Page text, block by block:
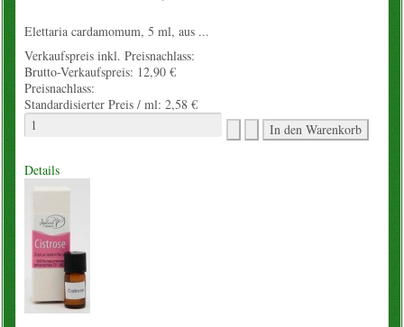
Elettaria cardamomum, 5 ml, aus ...
Verkaufspreis inkl. Preisnachlass:
Brutto-Verkaufspreis: 12,90 €
Preisnachlass:
Standardisierter Preis / ml: 2,58 €
Details